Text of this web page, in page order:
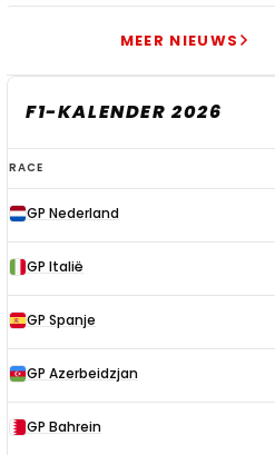
MEER NIEUWS
F1-KALENDER 2026
F1-
kalender
2026
RACE
GP Nederland
GP Italië
GP Spanje
GP Azerbeidzjan
GP Bahrein